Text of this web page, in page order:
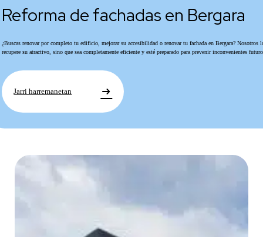
Reforma de fachadas en Bergara
¿Buscas renovar por completo tu edificio, mejorar su accesibilidad o renovar tu fachada en Bergara?
recupere su atractivo, sino que sea completamente eficiente y esté preparado para prevenir inconvenientes
Jarri harremanetan arrow_right_alt